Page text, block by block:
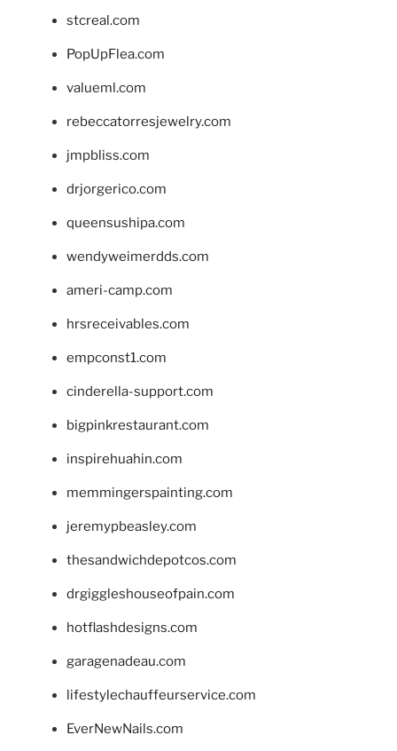
stcreal.com
PopUpFlea.com
valueml.com
rebeccatorresjewelry.com
jmpbliss.com
drjorgerico.com
queensushipa.com
wendyweimerdds.com
ameri-camp.com
hrsreceivables.com
empconst1.com
cinderella-support.com
bigpinkrestaurant.com
inspirehuahin.com
memmingerspainting.com
jeremypbeasley.com
thesandwichdepotcos.com
drgiggleshouseofpain.com
hotflashdesigns.com
garagenadeau.com
lifestylechauffeurservice.com
EverNewNails.com